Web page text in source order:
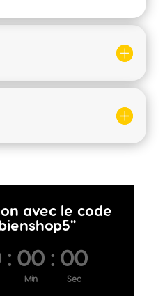
avec le code
: 00
Min
: 00
Sec